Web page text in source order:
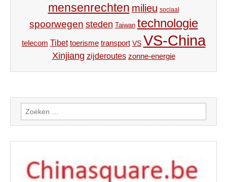
mensenrechten milieu sociaal
spoorwegen steden Taiwan technologie
telecom Tibet toerisme transport VS VS-China
Xinjiang zijderoutes zonne-energie
Zoeken
naar: